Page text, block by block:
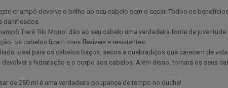
champô devolve o brilho ao seu cabelo sem o secar. Todos os
danificados.
Tiaré Tiki Monoï dão ao seu cabelo uma verdadeira fonte de
os cabelos ficam mais flexíveis e resistentes.
ideal para os cabelos baços, secos e quebradiços que carecem de vida.
devolver a hidratação e o corpo aos cabelos. Além disso, tornará os seus
de 250 ml é uma verdadeira poupança de tempo no duche!